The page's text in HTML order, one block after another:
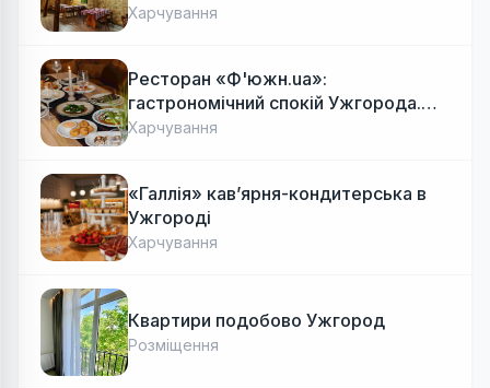
Харчування
Ресторан «Ф'южн.ua»:
гастрономічний спокій Ужгорода.
Авторська локальна кухня, затишок
Харчування
«Галлія» кав’ярня-кондитерська в
Ужгороді
Харчування
Квартири подобово Ужгород
Розміщення